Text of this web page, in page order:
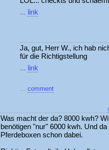
... link
Ja, gut, Herr W., ich hab
für die Richtigstellung
... link
... comment
Was macht der da? 8000 kwh?
benötigen "nur" 6000 kwh. Und
Pferdeboxen schon dabei.